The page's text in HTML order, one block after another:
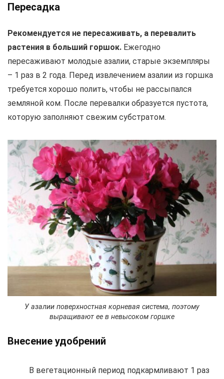
Пересадка
Рекомендуется не пересаживать, а перевалить
растения в больший горшок. Ежегодно
пересаживают молодые азалии, старые экземпляры
– 1 раз в 2 года. Перед извлечением азалии из горшка
требуется хорошо полить, чтобы не рассыпался
земляной ком. После перевалки образуется пустота,
которую заполняют свежим субстратом.
У азалии поверхностная корневая система, поэтому
выращивают ее в невысоком горшке
Внесение удобрений
В вегетационный период подкармливают 1 раз